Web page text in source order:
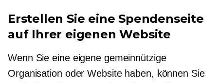
Erstellen Sie eine Spendenseite
auf Ihrer eigenen Website
Wenn Sie eine eigene gemeinnützige
Organisation oder Website haben, können Sie